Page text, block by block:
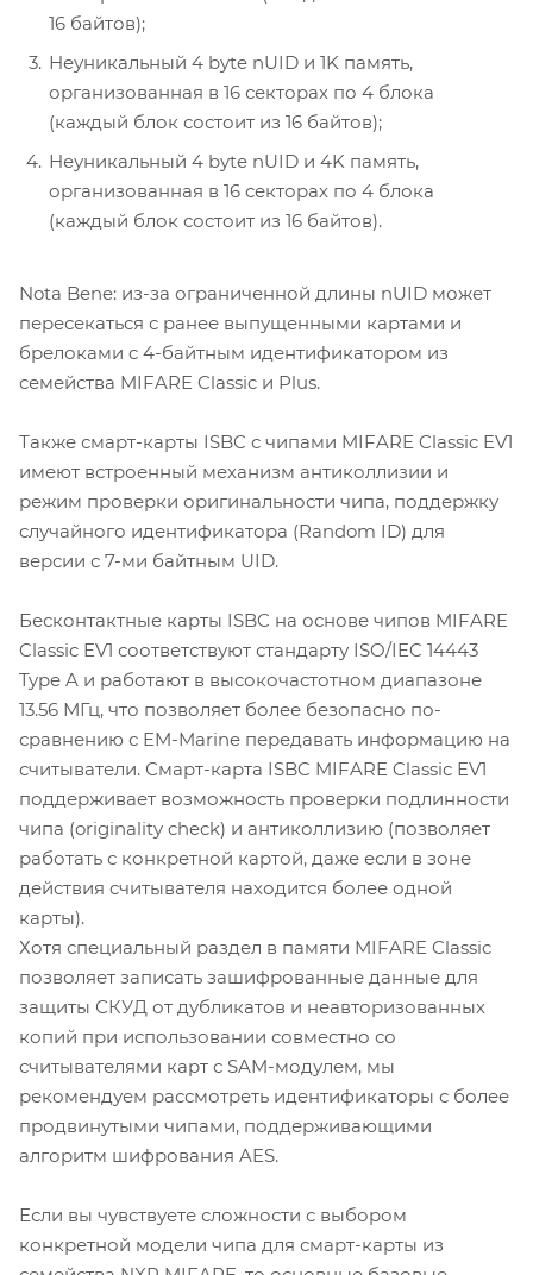
16 байтов);
Неуникальный 4 byte nUID и 1K память,
организованная в 16 секторах по 4 блока
(каждый блок состоит из 16 байтов);
Неуникальный 4 byte nUID и 4K память,
организованная в 16 секторах по 4 блока
(каждый блок состоит из 16 байтов).
Nota Bene: из-за ограниченной длины nUID может
пересекаться с ранее выпущенными картами и
брелоками c 4-байтным идентификатором из
семейства MIFARE Classic и Plus.
Также смарт-карты ISBC с чипами MIFARE Classic EV1
имеют встроенный механизм антиколлизии и
режим проверки оригинальности чипа, поддержку
случайного идентификатора (Random ID) для
версии с 7-ми байтным UID.
Бесконтактные карты ISBC на основе чипов MIFARE
Classic EV1 соответствуют стандарту ISO/IEC 14443
Type A и работают в высокочастотном диапазоне
13.56 МГц, что позволяет более безопасно по-
сравнению с EM-Marine передавать информацию на
считыватели. Смарт-карта ISBC MIFARE Classic EV1
поддерживает возможность проверки подлинности
чипа (originality check) и антиколлизию (позволяет
работать с конкретной картой, даже если в зоне
действия считывателя находится более одной
карты).
Хотя специальный раздел в памяти MIFARE Classic
позволяет записать зашифрованные данные для
защиты СКУД от дубликатов и неавторизованных
копий при использовании совместно со
считывателями карт с SAM-модулем, мы
рекомендуем рассмотреть идентификаторы с более
продвинутыми чипами, поддерживающими
алгоритм шифрования AES.
Если вы чувствуете сложности с выбором
конкретной модели чипа для смарт-карты из